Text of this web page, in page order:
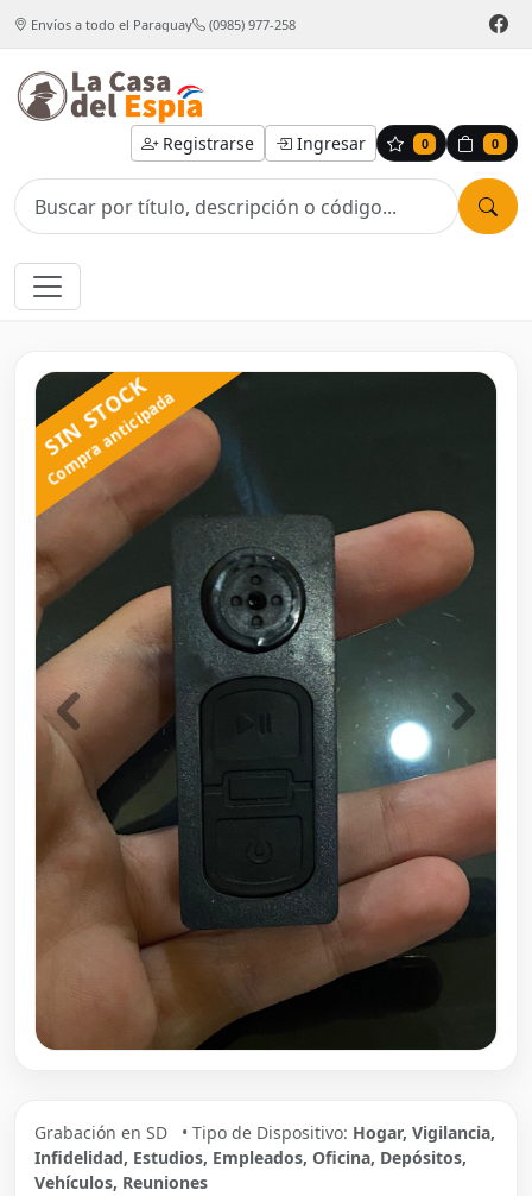
Envíos a todo el Paraguay (0985) 977-258
Registrarse Ingresar 0 0
SIN STOCK
Compra anticipada
Grabación en SD • Tipo de Dispositivo: Hogar, Vigilancia,
Infidelidad, Estudios, Empleados, Oficina, Depósitos,
Vehículos, Reuniones